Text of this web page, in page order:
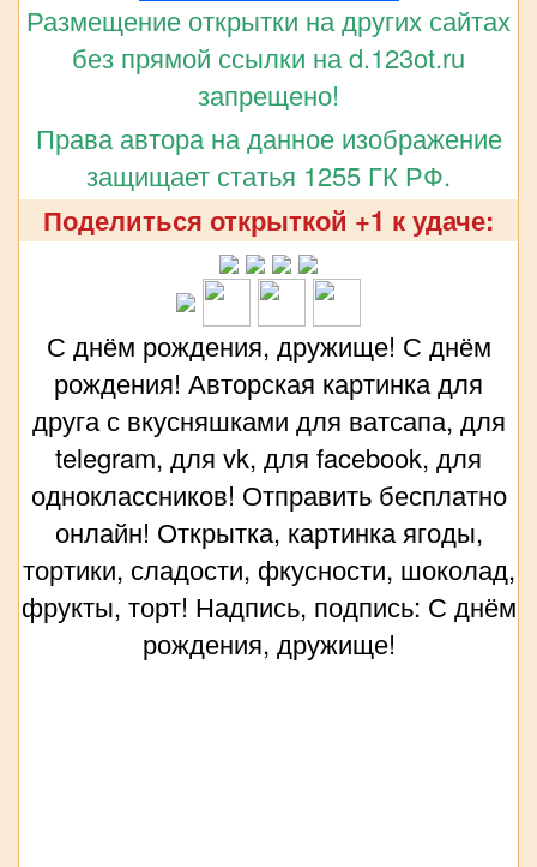
Размещение открытки на других сайтах
без прямой ссылки на d.123ot.ru
запрещено!
Права автора на данное изображение
защищает статья 1255 ГК РФ.
Поделиться открыткой +1 к удаче:
С днём рождения, дружище! С днём
рождения! Авторская картинка для
друга с вкусняшками для ватсапа, для
telegram, для vk, для facebook, для
одноклассников! Отправить бесплатно
онлайн! Открытка, картинка ягоды,
тортики, сладости, фкусности, шоколад,
фрукты, торт! Надпись, подпись: С днём
рождения, дружище!